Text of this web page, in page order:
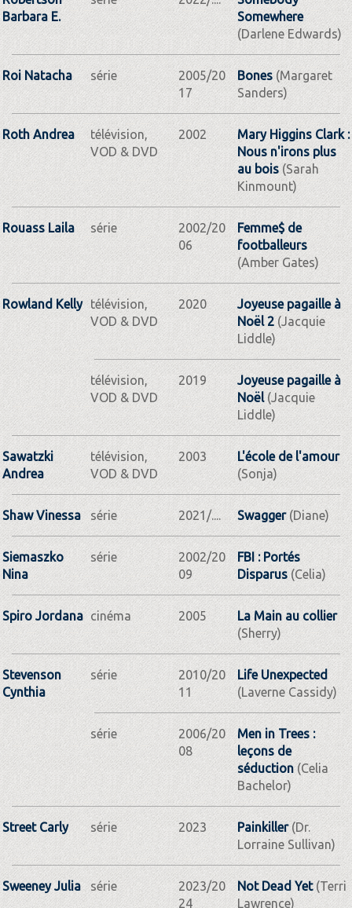
Barbara E.
Somewhere
(Darlene Edwards)
Roi Natacha série
2005/20
17
Bones(Margaret
Sanders)
Roth Andrea
télévision,
VOD & DVD
2002
Mary Higgins Clark :
Nous n'irons plus
au bois(Sarah
Kinmount)
Rouass Laila série
2002/20
06
Femme$ de
footballeurs
(Amber Gates)
Rowland Kelly
télévision,
VOD & DVD
2020
Joyeuse pagaille à
Noël 2(Jacquie
Liddle)
télévision,
VOD & DVD
2019
Joyeuse pagaille à
Noël(Jacquie
Liddle)
Sawatzki
Andrea
télévision,
VOD & DVD
2003
L'école de l'amour
(Sonja)
Shaw Vinessa série 2021/.... Swagger(Diane)
Siemaszko
Nina
série
2002/20
09
FBI : Portés
Disparus(Celia)
Spiro Jordana cinéma 2005
La Main au collier
(Sherry)
Stevenson
Cynthia
série
2010/20
11
Life Unexpected
(Laverne Cassidy)
série
2006/20
08
Men in Trees :
leçons de
séduction(Celia
Bachelor)
Street Carly série 2023 Painkiller(Dr.
Lorraine Sullivan)
Sweeney Julia série
2023/20
24
Not Dead Yet(Terri
Lawrence)